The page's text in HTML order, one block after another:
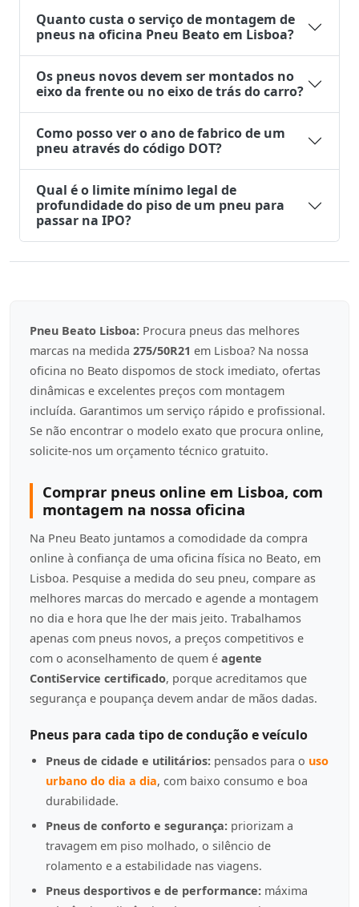
Quanto custa o serviço de montagem de
pneus na oficina Pneu Beato em Lisboa?
Os pneus novos devem ser montados no
eixo da frente ou no eixo de trás do carro?
Como posso ver o ano de fabrico de um
pneu através do código DOT?
Qual é o limite mínimo legal de
profundidade do piso de um pneu para
passar na IPO?
Pneu Beato Lisboa: Procura pneus das melhores
marcas na medida 275/50R21 em Lisboa? Na nossa
oficina no Beato dispomos de stock imediato, ofertas
dinâmicas e excelentes preços com montagem
incluída. Garantimos um serviço rápido e profissional.
Se não encontrar o modelo exato que procura online,
solicite-nos um orçamento técnico gratuito.
Comprar pneus online em Lisboa, com
montagem na nossa oficina
Na Pneu Beato juntamos a comodidade da compra
online à confiança de uma oficina física no Beato, em
Lisboa. Pesquise a medida do seu pneu, compare as
melhores marcas do mercado e agende a montagem
no dia e hora que lhe der mais jeito. Trabalhamos
apenas com pneus novos, a preços competitivos e
com o aconselhamento de quem é agente
ContiService certificado, porque acreditamos que
segurança e poupança devem andar de mãos dadas.
Pneus para cada tipo de condução e veículo
Pneus de cidade e utilitários: pensados para o uso
urbano do dia a dia, com baixo consumo e boa
durabilidade.
Pneus de conforto e segurança: priorizam a
travagem em piso molhado, o silêncio de
rolamento e a estabilidade nas viagens.
Pneus desportivos e de performance: máxima